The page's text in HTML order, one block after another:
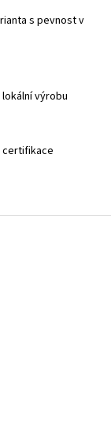
s pevnost v
výrobu
certifikace